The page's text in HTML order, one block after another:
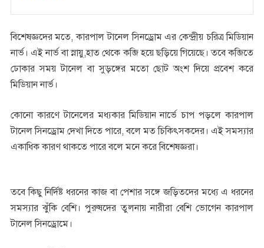
বিশেষজ্ঞদের মতে, কারপাল টানেল সিনড্রোম এর কেন্দ্রীয় চরিত্র মিডিয়ান
নার্ভ। এই নার্ভ বা স্নায়ু,হাত থেকে কব্জি হয়ে ছড়িয়ে গিয়েছে। তবে কব্জিতে
ঢোকার সময় টানেল বা সুড়ঙ্গের মতো ছোট অংশ দিয়ে প্রবেশ করে
মিডিয়ান নার্ভ।
কোনো কারণে টানেলের মধ্যকার মিডিয়ান নার্ভে চাপ পড়লে কারপাল
টানেল সিনড্রোম দেখা দিতে পারে, বলে মত চিকিৎসকদের। এই সমস্যার
একাধিক কারণ থাকতে পারে বলে মনে করে বিশেষজ্ঞরা।
তবে কিছু নির্দিষ্ট ধরনের কাজ বা পেশার সঙ্গে জড়িতদের মধ্যে এ ধরনের
সমস্যার ঝুঁকি বেশি। পুরুষদের তুলনায় নারীরা বেশি ভোগেন কারপাল
টানেল সিনড্রোমে।